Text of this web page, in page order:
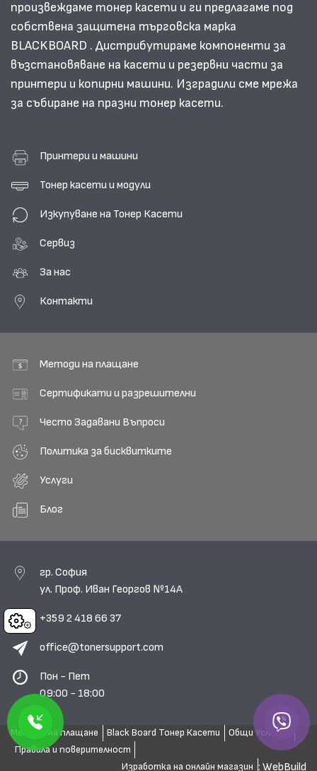
Cookies
произвеждаме тонер касети и ги предлагаме под
собствена защитена търговска марка
BLACKBOARD . Дистрибутираме компоненти за
възстановяване на касети и резервни части за
принтери и копирни машини. Изградили сме мрежа
за събиране на празни тонер касети.
Принтери и машини
Тонер касети и модули
Изкупуване на Тонер Касети
Сервиз
За нас
Контакти
Методи на плащане
Сертификати и разрешителни
Често Задавани Въпроси
Политика за бисквитките
Услуги
Блог
гр. София
ул. Проф. Иван Георгов №14А
+359 2 418 66 37
office@tonersupport.com
Пон - Пет
09:00 - 18:00
Методи на плащане Black Board Тонер Касети
Общи Условия
Правила и поверителност
Изработка на онлайн магазин : WebBuild